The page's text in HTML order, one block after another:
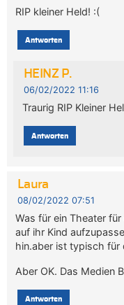
RIP kleiner Held! :(
Antworten
HEINZ P.
06/02/2022 11:16
Traurig RIP Kleiner
Antworten
Laura
08/02/2022 07:51
Was für ein Theater
auf ihr Kind
hin.aber ist typisch für
Aber OK. Das Medien
Antworten